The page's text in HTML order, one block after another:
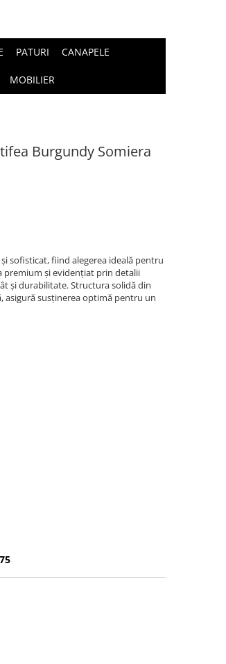
PATURI CANAPELE
MOBILIER
Burgundy Somiera
sofisticat, fiind alegerea ideală pentru
premium și evidențiat prin detalii
și durabilitate. Structura solidă din
asigură susținerea optimă pentru un